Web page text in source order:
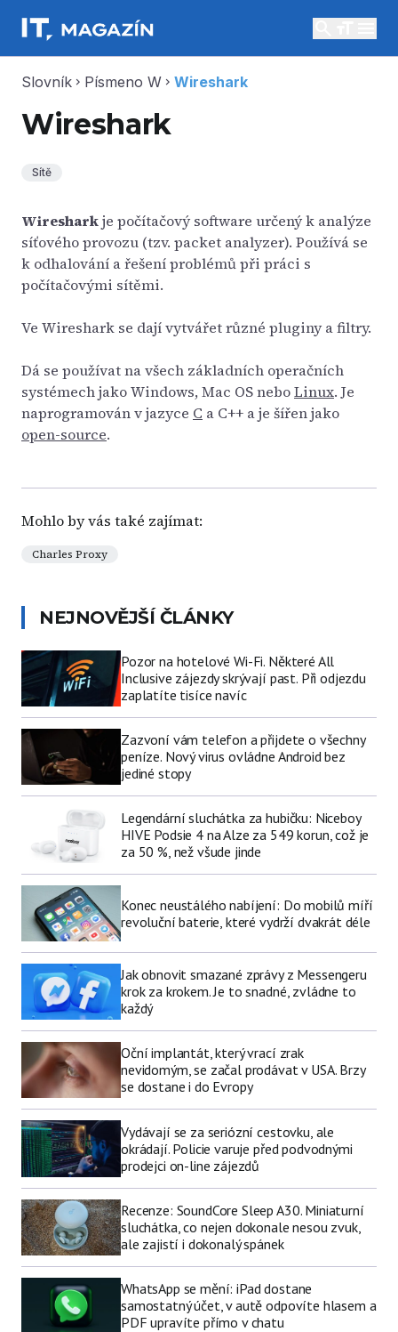
Slovník chevron_right Písmeno W chevron_right Wireshark
Wireshark
Sítě
Wiresharkje počítačový software určený k analýze
síťového provozu (tzv. packet analyzer). Používá se
k odhalování a řešení problémů při práci s
počítačovými sítěmi.
Ve Wireshark se dají vytvářet různé pluginy a filtry.
Dá se používat na všech základních operačních
systémech jako Windows, Mac OS neboLinux. Je
naprogramován v jazyce C a C++ a je šířen jako
open-source.
Mohlo by vás také zajímat:
Charles Proxy
NEJNOVĚJŠÍ ČLÁNKY
Pozor na hotelové Wi-Fi. Některé All
Inclusive zájezdy skrývají past. Při odjezdu
zaplatíte tisíce navíc
Zazvoní vám telefon a přijdete o všechny
peníze. Nový virus ovládne Android bez
jediné stopy
Legendární sluchátka za hubičku: Niceboy
HIVE Podsie 4 na Alze za 549 korun, což je
za 50 %, než všude jinde
Konec neustálého nabíjení: Do mobilů míří
revoluční baterie, které vydrží dvakrát déle
Jak obnovit smazané zprávy z Messengeru
krok za krokem. Je to snadné, zvládne to
každý
Oční implantát, který vrací zrak
nevidomým, se začal prodávat v USA. Brzy
se dostane i do Evropy
Vydávají se za seriózní cestovku, ale
okrádají. Policie varuje před podvodnými
prodejci on-line zájezdů
Recenze: SoundCore Sleep A30. Miniaturní
sluchátka, co nejen dokonale nesou zvuk,
ale zajistí i dokonalý spánek
WhatsApp se mění: iPad dostane
samostatný účet, v autě odpovíte hlasem a
PDF upravíte přímo v chatu